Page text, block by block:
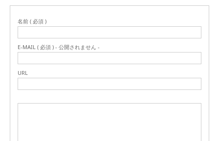
名前 ( 必須 )
E-MAIL ( 必須 ) - 公開されません -
URL